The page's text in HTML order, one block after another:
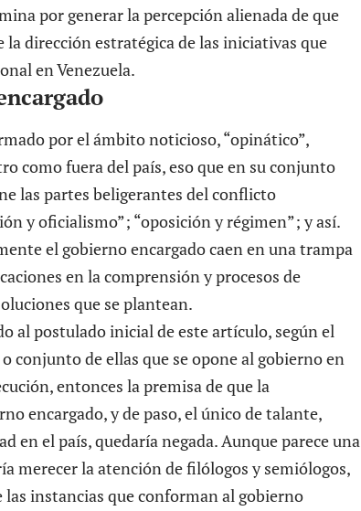
por generar la percepción alienada de que
dirección estratégica de las iniciativas que
en Venezuela.
por el ámbito noticioso, “opinático”,
como fuera del país, eso que en su conjunto
las partes beligerantes del conflicto
y oficialismo”; “oposición y régimen”; y así.
el gobierno encargado caen en una trampa
en la comprensión y procesos de
que se plantean.
al postulado inicial de este artículo, según el
conjunto de ellas que se opone al gobierno en
entonces la premisa de que la
encargado, y de paso, el único de talante,
en el país, quedaría negada. Aunque parece una
merecer la atención de filólogos y semiólogos,
instancias que conforman al gobierno